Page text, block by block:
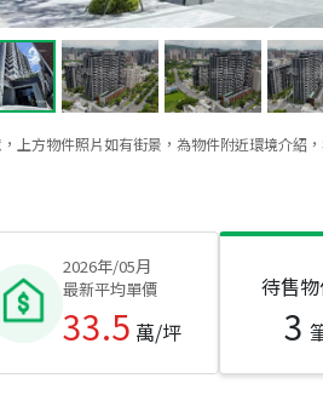
上方物件照片如有街景，為物件附近環境介紹
2026年/05月
最新平均單價
33.5 萬/坪
待售
3